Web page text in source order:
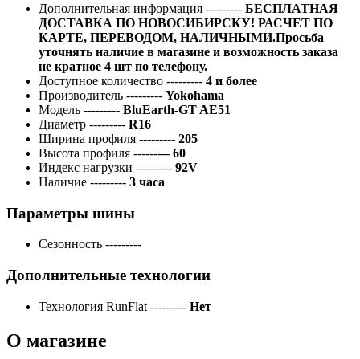
Дополнительная информация --------- БЕСПЛАТНАЯ
ДОСТАВКА ПО НОВОСИБИРСКУ! РАСЧЕТ ПО
КАРТЕ, ПЕРЕВОДОМ, НАЛИЧНЫМИ.Просьба
уточнять наличие в магазине и возможность заказа
не кратное 4 шт по телефону.
Доступное количество --------- 4 и более
Производитель --------- Yokohama
Модель --------- BluEarth-GT AE51
Диаметр --------- R16
Ширина профиля --------- 205
Высота профиля --------- 60
Индекс нагрузки --------- 92V
Наличие --------- 3 часа
Параметры шины
Сезонность ---------
Дополнительные технологии
Технология RunFlat --------- Нет
О магазине